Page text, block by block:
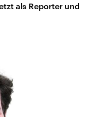
als Reporter und